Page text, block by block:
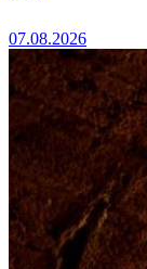
07.08.2026